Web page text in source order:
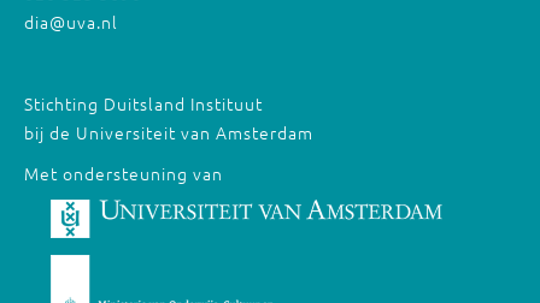
dia@uva.nl
Stichting Duitsland Instituut
bij de Universiteit van Amsterdam
Met ondersteuning van